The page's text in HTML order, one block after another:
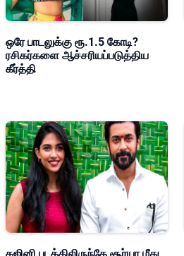
ஒரே பாடலுக்கு ரூ.1.5 கோடி?
ரசிகர்களை ஆச்சரியப்படுத்திய
கீர்த்தி